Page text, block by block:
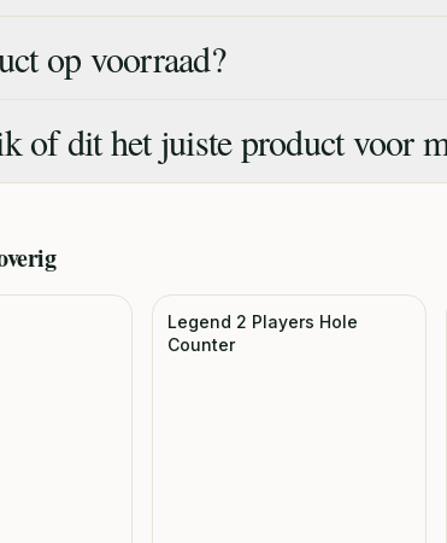
op voorraad?
of dit het juiste product voor
Legend 2 Players Hole
Counter